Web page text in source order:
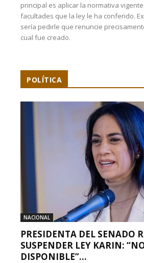
principal es aplicar la normativa
facultades que la ley le ha conferido.
sería pedirle que renuncie
cual fue creado.
POLÍTICA
NACIONAL
PRESIDENTA DEL SENADO
SUSPENDER LEY KARIN:
DISPONIBLE”...